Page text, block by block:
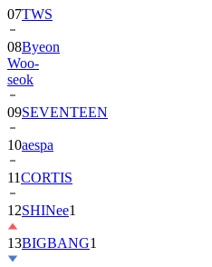
07TWS
08Byeon
Woo-
seok
09SEVENTEEN
10aespa
11CORTIS
12SHINee1
13BIGBANG1